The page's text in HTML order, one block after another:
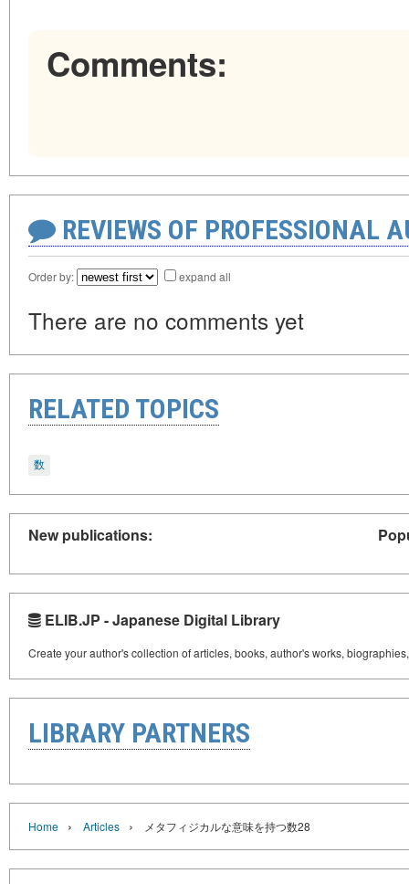
Comments:
REVIEWS OF PROFESSIONAL
Order by: expand all
There are no comments yet
RELATED TOPICS
数
New publications:
ELIB.JP - Japanese Digital Library
Create your author's collection of articles, books, author's works,
LIBRARY PARTNERS
Home › Articles › メタフィジカルな意味を持つ数28